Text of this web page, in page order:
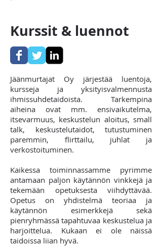
Kurssit & luennot
Jäänmurtajat Oy järjestää luentoja,
kursseja ja yksityisvalmennusta
ihmissuhdetaidoista. Tarkempina
aiheina ovat mm. ensivaikutelma,
itsevarmuus, keskustelun aloitus, small
talk, keskustelutaidot, tutustuminen
paremmin, flirttailu, juhlat ja
verkostoituminen.
Kaikessa toiminnassamme pyrimme
antamaan paljon käytännön vinkkejä ja
tekemään opetuksesta viihdyttävää.
Opetus on yhdistelmä teoriaa ja
käytännön esimerkkejä sekä
pienryhmässä tapahtuvaa keskustelua ja
harjoittelua. Kukaan ei ole näissä
taidoissa liian hyvä.